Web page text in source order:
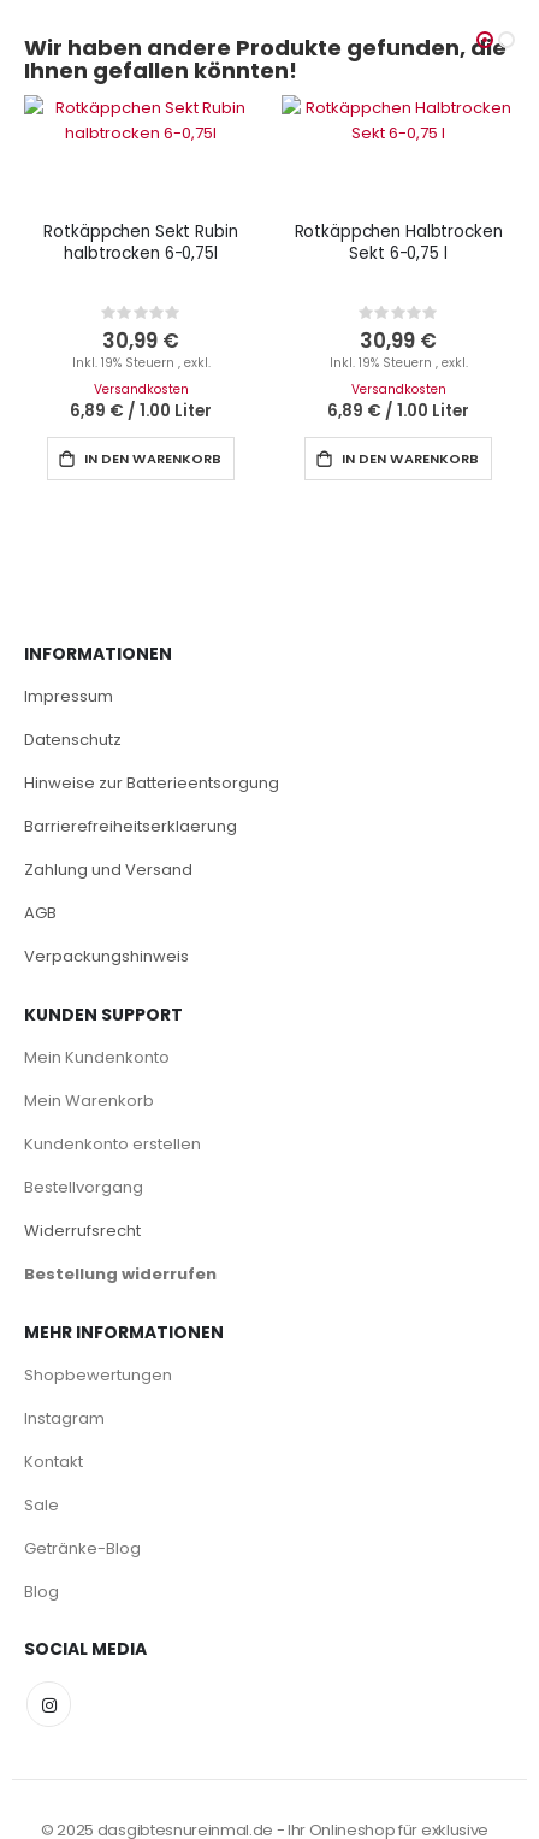
Wir haben andere Produkte gefunden, die
Ihnen gefallen könnten!
Rotkäppchen Sekt Rubin
halbtrocken 6-0,75l
Rating:
0%
30,99 €
Inkl. 19% Steuern , exkl.
Versandkosten
6,89 € / 1.00 Liter
IN DEN WARENKORB
Rotkäppchen Halbtrocken
Sekt 6-0,75 l
Rating:
0%
30,99 €
Inkl. 19% Steuern , exkl.
Versandkosten
6,89 € / 1.00 Liter
IN DEN WARENKORB
INFORMATIONEN
Impressum
Datenschutz
Hinweise zur Batterieentsorgung
Barrierefreiheitserklaerung
Zahlung und Versand
AGB
Verpackungshinweis
KUNDEN SUPPORT
Mein Kundenkonto
Mein Warenkorb
Kundenkonto erstellen
Bestellvorgang
Widerrufsrecht
Bestellung widerrufen
MEHR INFORMATIONEN
Shopbewertungen
Instagram
Kontakt
Sale
Getränke-Blog
Blog
SOCIAL MEDIA
© 2025 dasgibtesnureinmal.de - Ihr Onlineshop für exklusive